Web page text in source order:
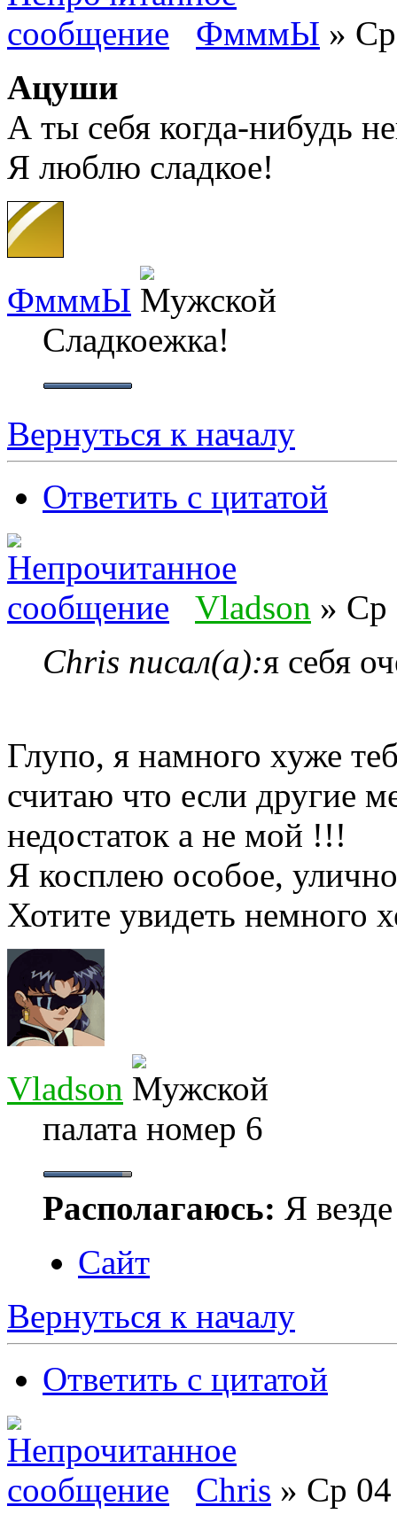
ФмммЫ »
Ацуши
А ты себя когда-нибудь
Я люблю сладкое!
ФмммЫ
Сладкоежка!
Вернуться к началу
Ответить с цитатой
Vladson » Ср
Chris писал(а):я себя
Глупо, я намного хуже
считаю что если другие
недостаток а не мой !!!
Я косплею особое,
Хотите увидеть немного
Vladson
палата номер 6
Располагаюсь: Я
Сайт
Вернуться к началу
Ответить с цитатой
Chris » Ср